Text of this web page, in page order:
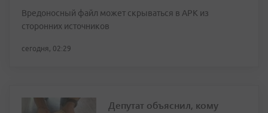
Вредоносный файл может скрываться в APK из
сторонних источников
сегодня, 02:29
Депутат объяснил, кому